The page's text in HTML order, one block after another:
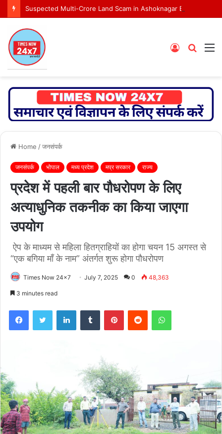
Search
Log
Home /जनसंपर्क
जनसंपर्क भोपाल मध्य प्रदेश मप्र सरकार राज्य
प्रदेश में पहली बार पौधरोपण के लिए
अत्याधुनिक तकनीक का किया जाएगा
उपयोग
ऐप के माध्यम से महिला हितग्राहियों का होगा चयन 15 अगस्त से
“एक बगिया माँ के नाम” अंतर्गत शुरू होगा पौधरोपण
Times Now 24x7 July 7, 2025 0 48,363
3 minutes read
FacebookTwitter LinkedInTumblr PinterestReddit WhatsApp